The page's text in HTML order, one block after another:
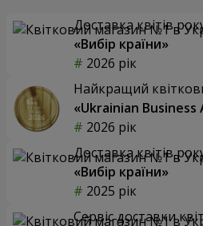
Доставка квітів
«Вибір країни»
2026 рік
Найкращий
«Ukrainian Business
2026 рік
Доставка квітів
«Вибір країни»
2025 рік
Сервіс доставки